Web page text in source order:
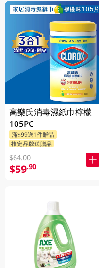
高樂氏消毒濕紙巾檸檬
105PC
滿$99送1件贈品
指定品牌送贈品
$64.00
$59.90